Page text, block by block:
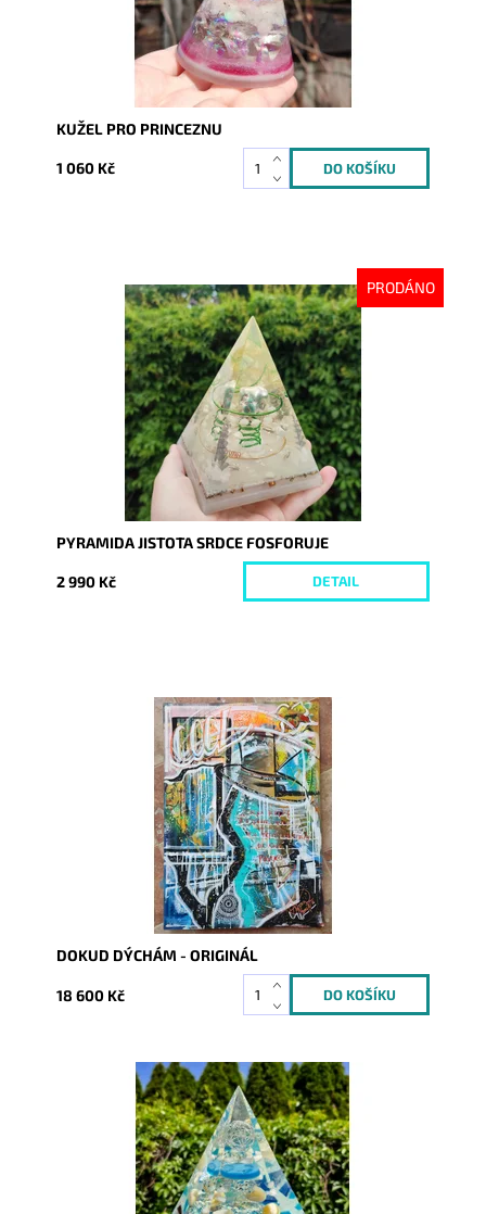
KUŽEL PRO PRINCEZNU
1 060 Kč
PRODÁNO
Dostupnost:
Vyprodáno
8674
PYRAMIDA JISTOTA SRDCE FOSFORUJE
2 990 Kč DETAIL
Skladem
9283
DOKUD DÝCHÁM - ORIGINÁL
18 600 Kč
Dostupnost:
Skladem
9348